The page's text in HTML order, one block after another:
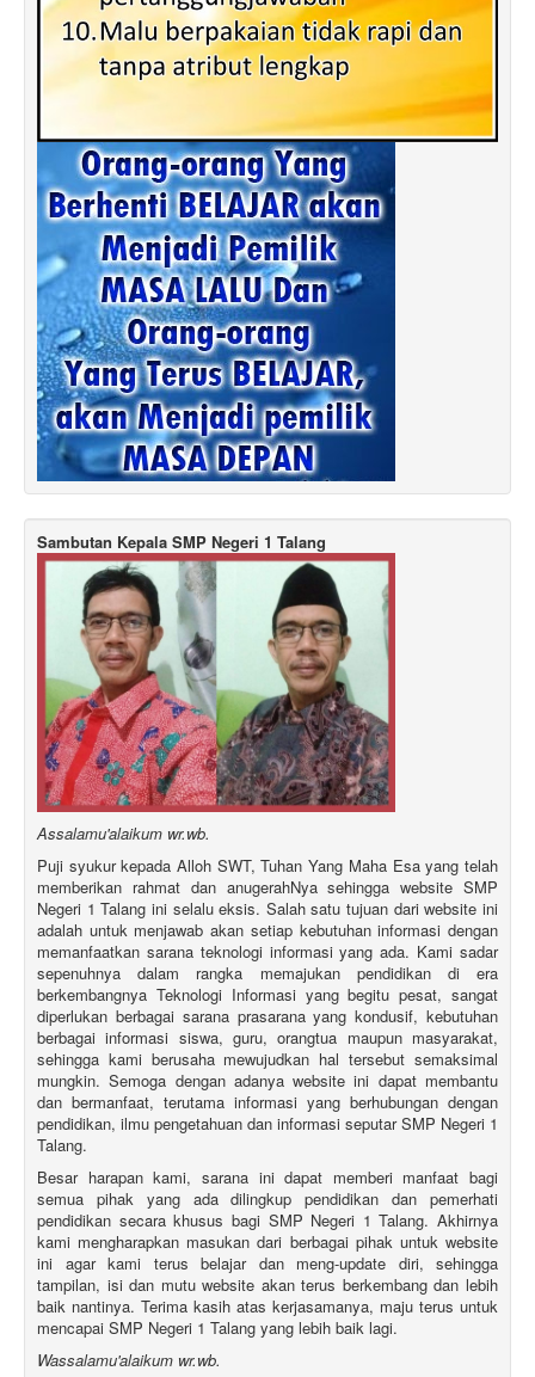
Sambutan Kepala SMP Negeri 1 Talang
Assalamu'alaikum wr.wb.
Puji syukur kepada Alloh SWT, Tuhan Yang Maha Esa yang telah
memberikan rahmat dan anugerahNya sehingga website SMP
Negeri 1 Talang ini selalu eksis. Salah satu tujuan dari website ini
adalah untuk menjawab akan setiap kebutuhan informasi dengan
memanfaatkan sarana teknologi informasi yang ada. Kami sadar
sepenuhnya dalam rangka memajukan pendidikan di era
berkembangnya Teknologi Informasi yang begitu pesat, sangat
diperlukan berbagai sarana prasarana yang kondusif, kebutuhan
berbagai informasi siswa, guru, orangtua maupun masyarakat,
sehingga kami berusaha mewujudkan hal tersebut semaksimal
mungkin. Semoga dengan adanya website ini dapat membantu
dan bermanfaat, terutama informasi yang berhubungan dengan
pendidikan, ilmu pengetahuan dan informasi seputar SMP Negeri 1
Talang.
Besar harapan kami, sarana ini dapat memberi manfaat bagi
semua pihak yang ada dilingkup pendidikan dan pemerhati
pendidikan secara khusus bagi SMP Negeri 1 Talang. Akhirnya
kami mengharapkan masukan dari berbagai pihak untuk website
ini agar kami terus belajar dan meng-update diri, sehingga
tampilan, isi dan mutu website akan terus berkembang dan lebih
baik nantinya. Terima kasih atas kerjasamanya, maju terus untuk
mencapai SMP Negeri 1 Talang yang lebih baik lagi.
Wassalamu'alaikum wr.wb.